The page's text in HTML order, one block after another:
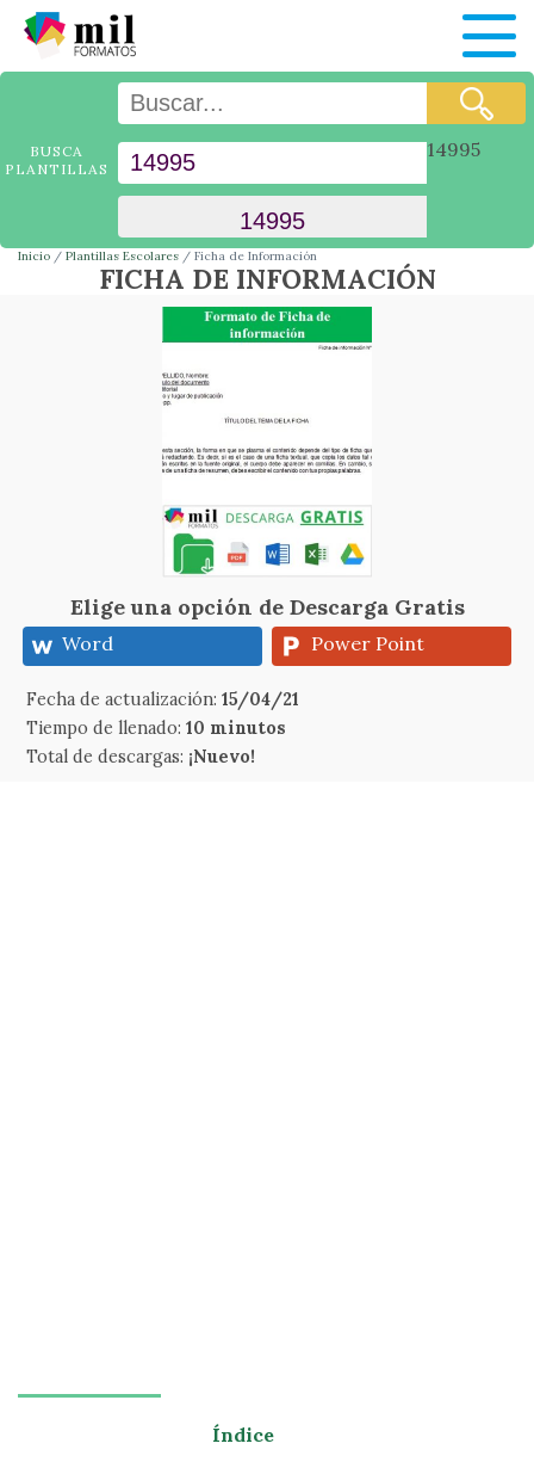
BUSCA
PLANTILLAS
14995
Inicio Plantillas Escolares Ficha de Información
FICHA DE INFORMACIÓN
Elige una opción de Descarga Gratis
Word Power Point
Fecha de actualización:15/04/21
Tiempo de llenado:10 minutos
Total de descargas: ¡Nuevo!
Índice